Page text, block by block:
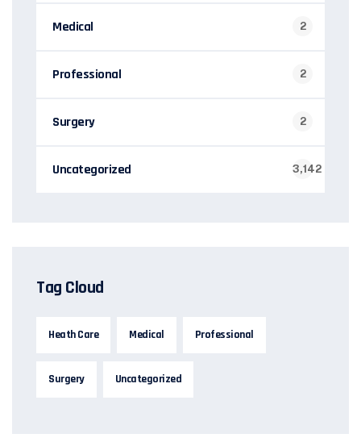
Medical 2
Professional 2
Surgery 2
Uncategorized 3,142
Tag Cloud
Heath Care Medical Professional
Surgery Uncategorized